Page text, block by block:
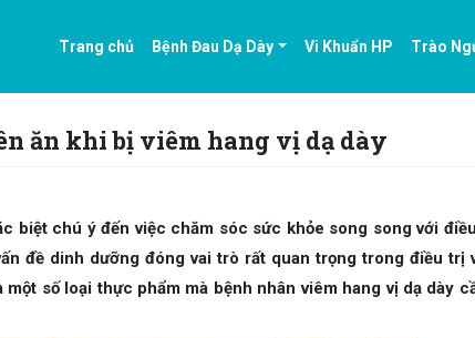
Trang chủ Bệnh Đau Dạ Dày Vi Khuẩn HP Trào
ăn khi bị viêm hang vị dạ dày
biệt chú ý đến việc chăm sóc sức khỏe song song với
đề dinh dưỡng đóng vai trò rất quan trọng trong điều trị
số loại thực phẩm mà bệnh nhân viêm hang vị dạ dày